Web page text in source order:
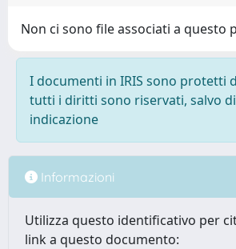
Non ci sono file associati a questo
I documenti in IRIS sono protetti
tutti i diritti sono riservati, salvo
indicazione
Informazioni
Utilizza questo identificativo per
link a questo documento: